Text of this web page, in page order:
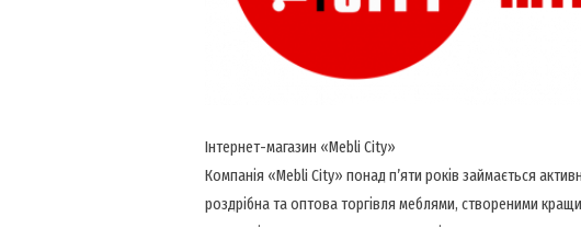
Інтернет-магазин «Mebli City»
Компанія «Mebli City» понад п’яти років займається
роздрібна та оптова торгівля меблями, створеними